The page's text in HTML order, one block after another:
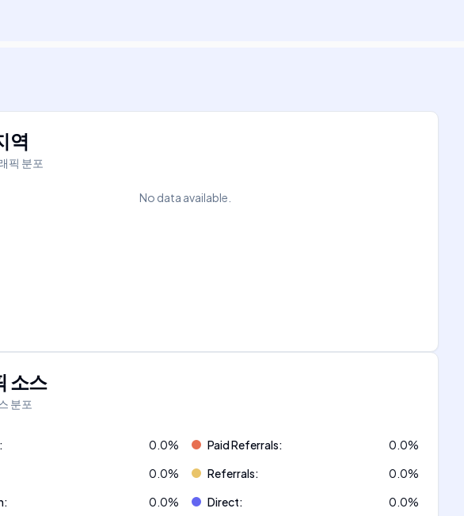
역
픽 분포
No data available.
소스
분포
: 0.0% Paid Referrals: 0.0%
0.0% Referrals: 0.0%
: 0.0% Direct: 0.0%